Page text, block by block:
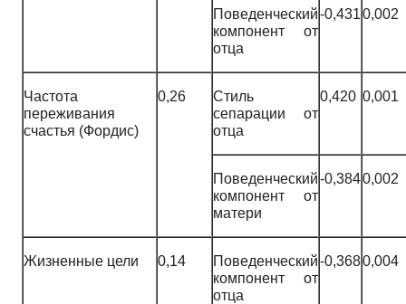
Поведенческий
компонент от
отца
-0,4310,002
Частота
переживания
счастья (Фордис)
0,26
Стиль
сепарации от
отца
0,420 0,001
Поведенческий
компонент от
матери
-0,3840,002
Жизненные цели 0,14
Поведенческий
компонент от
отца
-0,3680,004